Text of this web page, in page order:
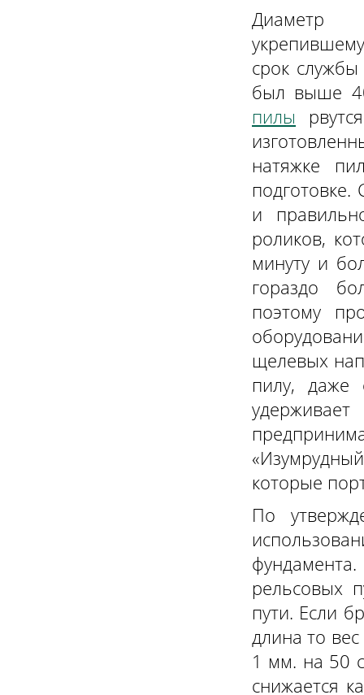
срок
был выше
пилы
натяжке
подготовке.
и
роликов,
минуту и
гораздо
поэтому
щелевых
пилу, даже
которые
По
рельсовых
пути. Если
длина то
1 мм. на 50
снижается